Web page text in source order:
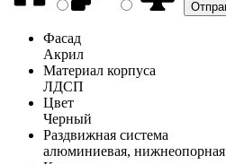
Фасад
Акрил
Материал корпуса
ЛДСП
Цвет
Черный
Раздвижная система
алюминиевая, нижнеопорная